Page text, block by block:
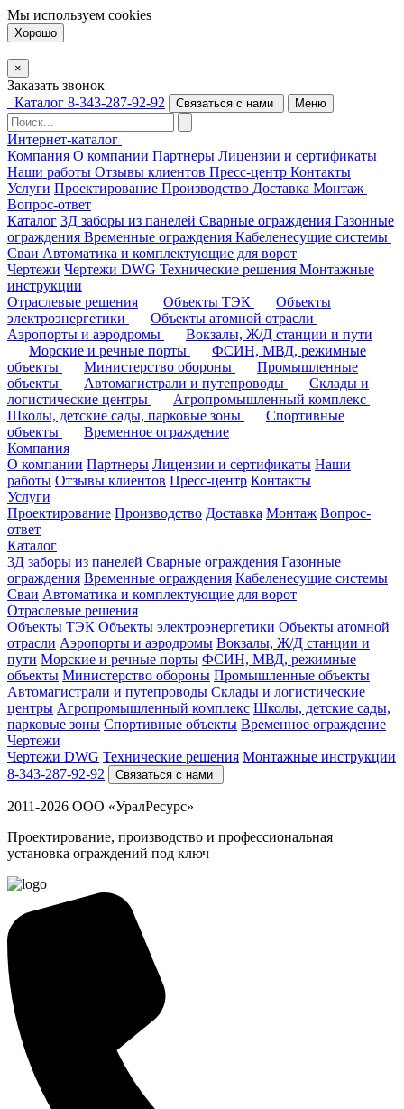
Мы используем cookies
Хорошо
×
Заказать звонок
Каталог 8-343-287-92-92 Связаться с нами Меню
Интернет-каталог
Компания О компании Партнеры Лицензии и сертификаты
Наши работы Отзывы клиентов Пресс-центр Контакты
Услуги Проектирование Производство Доставка Монтаж
Вопрос-ответ
Каталог 3Д заборы из панелей Сварные ограждения Газонные
ограждения Временные ограждения Кабеленесущие системы
Cваи Автоматика и комплектующие для ворот
Чертежи Чертежи DWG Технические решения Монтажные
инструкции
Отраслевые решения
Объекты ТЭК
Объекты
электроэнергетики
Объекты атомной отрасли
Аэропорты и аэродромы
Вокзалы, Ж/Д станции и пути
Морские и речные порты
ФСИН, МВД, режимные
объекты
Министерство обороны
Промышленные
объекты
Автомагистрали и путепроводы
Склады и
логистические центры
Агропромышленный комплекс
Школы, детские сады, парковые зоны
Спортивные
объекты
Временное ограждение
Компания
О компании Партнеры Лицензии и сертификаты Наши
работы Отзывы клиентов Пресс-центр Контакты
Услуги
Проектирование Производство Доставка Монтаж Вопрос-
ответ
Каталог
3Д заборы из панелей Сварные ограждения Газонные
ограждения Временные ограждения Кабеленесущие системы
Cваи Автоматика и комплектующие для ворот
Отраслевые решения
Объекты ТЭК Объекты электроэнергетики Объекты атомной
отрасли Аэропорты и аэродромы Вокзалы, Ж/Д станции и
пути Морские и речные порты ФСИН, МВД, режимные
объекты Министерство обороны Промышленные объекты
Автомагистрали и путепроводы Склады и логистические
центры Агропромышленный комплекс Школы, детские сады,
парковые зоны Спортивные объекты Временное ограждение
Чертежи
Чертежи DWG Технические решения Монтажные инструкции
8-343-287-92-92
Связаться с нами
2011-2026 ООО «УралРесурс»
Проектирование, производство и профессиональная
установка ограждений под ключ